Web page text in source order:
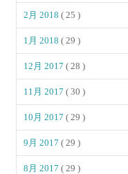
2月 2018( 25 )
1月 2018( 29 )
12月 2017( 28 )
11月 2017( 30 )
10月 2017( 29 )
9月 2017( 29 )
8月 2017( 29 )